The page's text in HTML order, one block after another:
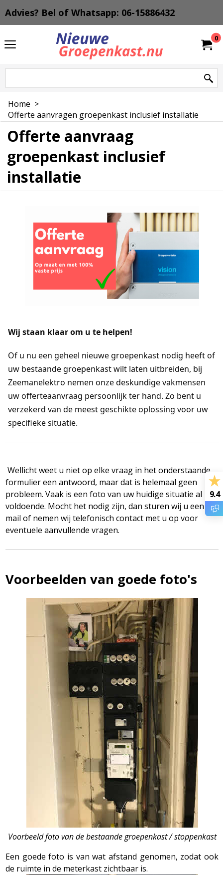
Advies? Bel of Whatsapp: 06-15886432
0
Home >
Offerte aanvragen groepenkast inclusief installatie
Offerte aanvraag
groepenkast inclusief
installatie
Wij staan klaar om u te helpen!
Of u nu een geheel nieuwe groepenkast nodig heeft of
uw bestaande groepenkast wilt laten uitbreiden, bij
Zeemanelektro nemen onze deskundige vakmensen
uw offerteaanvraag persoonlijk ter hand. Zo bent u
verzekerd van de meest geschikte oplossing voor uw
specifieke situatie.
Wellicht weet u niet op elke vraag in het onderstaande
formulier een antwoord, maar dat is helemaal geen
probleem. Vaak is een foto van uw huidige situatie al
voldoende. Mocht het nodig zijn, dan sturen wij u een e-
mail of nemen wij telefonisch contact met u op voor
eventuele aanvullende vragen.
Voorbeelden van goede foto's
Voorbeeld foto van de bestaande groepenkast / stoppenkast
Een goede foto is van wat afstand genomen, zodat ook
de ruimte in de meterkast zichtbaar is.
9.4